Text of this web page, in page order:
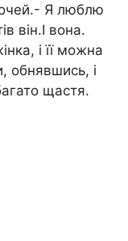
очей.- Я люблю
він.І вона.
і її можна
обнявшись, і
щастя.